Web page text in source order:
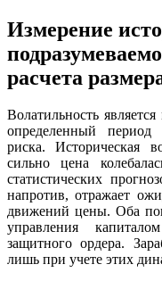
Измерение
расчета
Волатильность
определенный
риска. Историческая
сильно цена
статистических
напротив, отражает
движений цены. Оба
управления
защитного ордера.
лишь при учете этих